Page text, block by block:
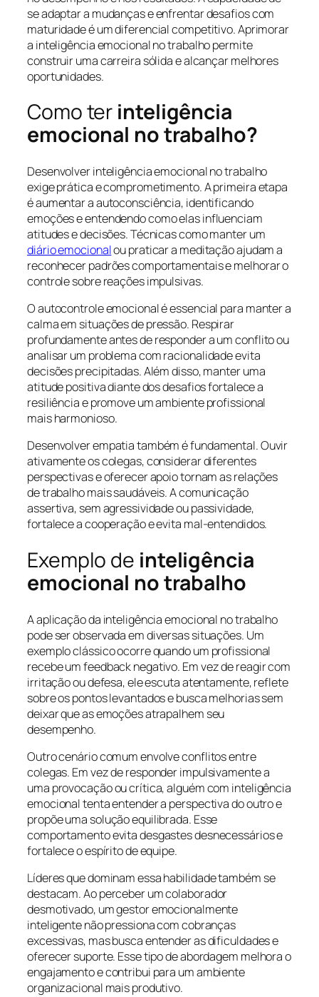
se adaptar a mudanças e enfrentar desafios com
maturidade é um diferencial competitivo. Aprimorar
a inteligência emocional no trabalho permite
construir uma carreira sólida e alcançar melhores
oportunidades.
Como ter inteligência
emocional no trabalho?
Desenvolver inteligência emocional no trabalho
exige prática e comprometimento. A primeira etapa
é aumentar a autoconsciência, identificando
emoções e entendendo como elas influenciam
atitudes e decisões. Técnicas como manter um
diário emocionalou praticar a meditação ajudam a
reconhecer padrões comportamentais e melhorar o
controle sobre reações impulsivas.
O autocontrole emocional é essencial para manter a
calma em situações de pressão. Respirar
profundamente antes de responder a um conflito ou
analisar um problema com racionalidade evita
decisões precipitadas. Além disso, manter uma
atitude positiva diante dos desafios fortalece a
resiliência e promove um ambiente profissional
mais harmonioso.
Desenvolver empatia também é fundamental. Ouvir
ativamente os colegas, considerar diferentes
perspectivas e oferecer apoio tornam as relações
de trabalho mais saudáveis. A comunicação
assertiva, sem agressividade ou passividade,
fortalece a cooperação e evita mal-entendidos.
Exemplo de inteligência
emocional no trabalho
A aplicação da inteligência emocional no trabalho
pode ser observada em diversas situações. Um
exemplo clássico ocorre quando um profissional
recebe um feedback negativo. Em vez de reagir com
irritação ou defesa, ele escuta atentamente, reflete
sobre os pontos levantados e busca melhorias sem
deixar que as emoções atrapalhem seu
desempenho.
Outro cenário comum envolve conflitos entre
colegas. Em vez de responder impulsivamente a
uma provocação ou crítica, alguém com inteligência
emocional tenta entender a perspectiva do outro e
propõe uma solução equilibrada. Esse
comportamento evita desgastes desnecessários e
fortalece o espírito de equipe.
Líderes que dominam essa habilidade também se
destacam. Ao perceber um colaborador
desmotivado, um gestor emocionalmente
inteligente não pressiona com cobranças
excessivas, mas busca entender as dificuldades e
oferecer suporte. Esse tipo de abordagem melhora o
engajamento e contribui para um ambiente
organizacional mais produtivo.